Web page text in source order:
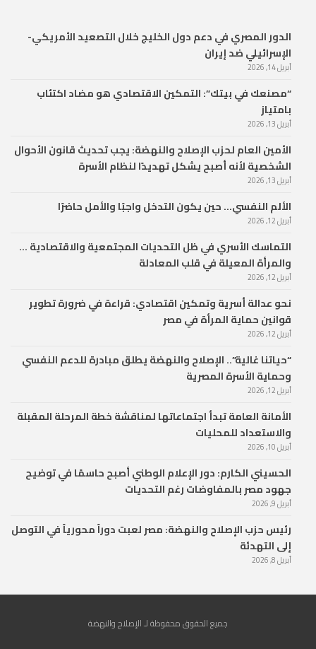
الدور المصري في دعم دول الخليج خلال التصعيد الأمريكي-
الإسرائيلي ضد إيران
أبريل 14, 2026
“مصنعك في بيتك”: التمكين الاقتصادي هو مضاد اكتئاب
بامتياز
أبريل 13, 2026
الأمين العام لحزب الإصلاح والنهضة: يجب تحديث قانون الأحوال
الشخصية لأنه أصبح يشكل تهديدًا لنظام الأسرة
أبريل 13, 2026
الألم النفسي… حين يكون التدخل واجبًا والأمل حاضرًا
أبريل 12, 2026
التماسك الأسري في ظل التحديات المجتمعية والاقتصادية …
والمرأة المعيلة في قلب المعادلة
أبريل 12, 2026
نحو عدالة أسرية وتمكين اقتصادي: قراءة في ضرورة تطوير
قوانين حماية المرأة في مصر
أبريل 12, 2026
“حياتنا غالية”.. الإصلاح والنهضة يطلق مبادرة للدعم النفسي
وحماية الأسرة المصرية
أبريل 12, 2026
الأمانة العامة تبدأ اجتماعاتها لمناقشة خطة المرحلة المقبلة
والاستعداد للمحليات
أبريل 10, 2026
الحسيني الكارم: دور الإعلام الوطني أصبح حاسمًا في توضيح
جهود مصر بالمفاوضات رغم التحديات
أبريل 9, 2026
رئيس حزب الإصلاح والنهضة: مصر لعبت دوراً محورياً في التوصل
إلى التهدئة
أبريل 8, 2026
جميع الحقوق محفوظة لـ الإصلاح والنهضة